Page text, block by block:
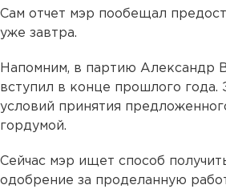
Сам отчет мэр пообещал
уже завтра.
Напомним, в партию Александр
вступил в конце прошлого года.
условий принятия
гордумой.
Сейчас мэр ищет способ
одобрение за проделанную